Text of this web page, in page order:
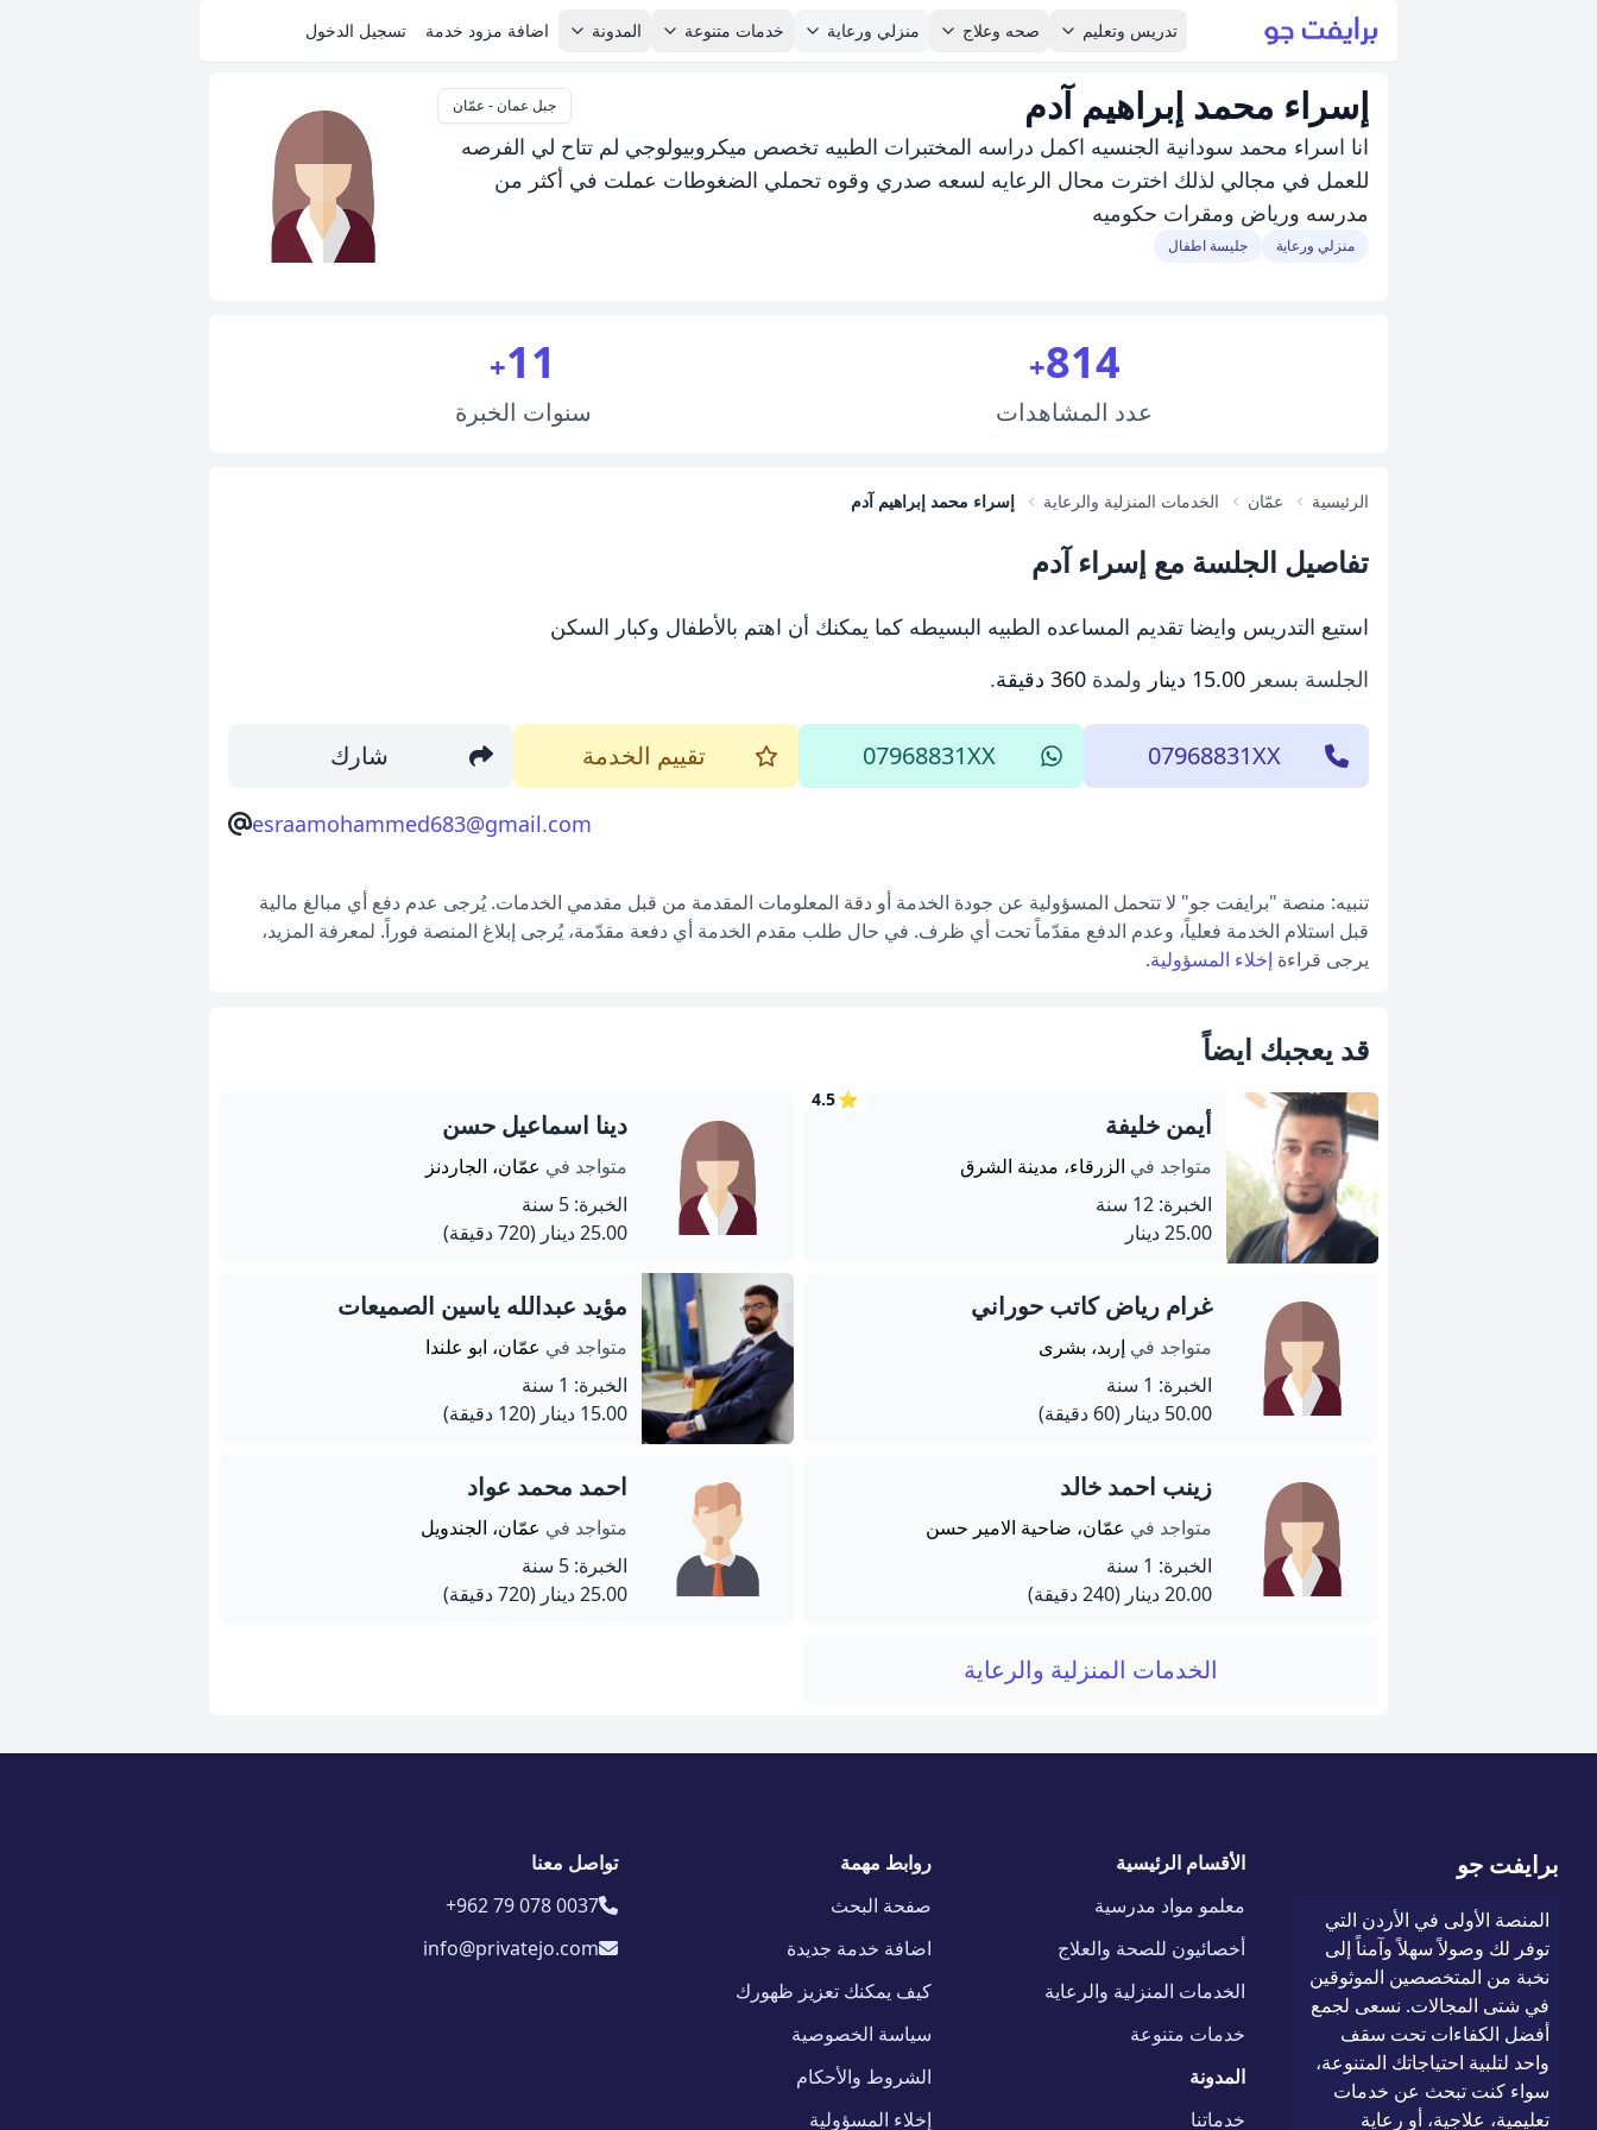
تدريس وتعليم صحه وعلاج منزلي ورعاية خدمات متنوعة المدونة اضافة مزود خدمة تسجيل الدخول
إسراء محمد إبراهيم آدم جبل عمان - عمّان
انا اسراء محمد سودانية الجنسيه اكمل دراسه المختبرات الطبيه تخصص ميكروبيولوجي لم تتاح لي الفرصه
للعمل في مجالي لذلك اخترت محال الرعايه لسعه صدري وقوه تحملي الضغوطات عملت في أكثر من
مدرسه ورياض ومقرات حكوميه
منزلي ورعاية جليسة اطفال
814
+
عدد المشاهدات
11
+
سنوات الخبرة
الرئيسية عمّان الخدمات المنزلية والرعاية إسراء محمد إبراهيم آدم
تفاصيل الجلسة مع إسراء آدم
استيع التدريس وايضا تقديم المساعده الطبيه البسيطه كما يمكنك أن اهتم بالأطفال وكبار السكن
الجلسة بسعر 15.00 دينار ولمدة 360 دقيقة .
07968831XX
07968831XX تقييم الخدمة شارك
esraamohammed683@gmail.com
تنبيه: منصة "برايفت جو" لا تتحمل المسؤولية عن جودة الخدمة أو دقة المعلومات المقدمة من قبل مقدمي الخدمات. يُرجى عدم دفع أي مبالغ مالية
قبل استلام الخدمة فعلياً، وعدم الدفع مقدّماً تحت أي ظرف. في حال طلب مقدم الخدمة أي دفعة مقدّمة، يُرجى إبلاغ المنصة فوراً. لمعرفة المزيد،
يرجى قراءة إخلاء المسؤولية.
قد يعجبك ايضاً
⭐
4.5
أيمن خليفة
متواجد في الزرقاء، مدينة الشرق
الخبرة: 12 سنة
25.00 دينار
دينا اسماعيل حسن
متواجد في عمّان، الجاردنز
الخبرة: 5 سنة
25.00 دينار
(720 دقيقة)
غرام رياض كاتب حوراني
متواجد في إربد، بشرى
الخبرة: 1 سنة
50.00 دينار
(60 دقيقة)
مؤيد عبدالله ياسين الصميعات
متواجد في عمّان، ابو علندا
الخبرة: 1 سنة
15.00 دينار
(120 دقيقة)
زينب احمد خالد
متواجد في عمّان، ضاحية الامير حسن
الخبرة: 1 سنة
20.00 دينار
(240 دقيقة)
احمد محمد عواد
متواجد في عمّان، الجندويل
الخبرة: 5 سنة
25.00 دينار
(720 دقيقة)
الخدمات المنزلية والرعاية
برايفت جو
المنصة الأولى في الأردن التي
توفر لك وصولاً سهلاً وآمناً إلى
نخبة من المتخصصين الموثوقين
في شتى المجالات. نسعى لجمع
أفضل الكفاءات تحت سقف
واحد لتلبية احتياجاتك المتنوعة،
سواء كنت تبحث عن خدمات
تعليمية، علاجية، أو رعاية
الأقسام الرئيسية
معلمو مواد مدرسية
أخصائيون للصحة والعلاج
الخدمات المنزلية والرعاية
خدمات متنوعة
المدونة
خدماتنا
روابط مهمة
صفحة البحث
اضافة خدمة جديدة
كيف يمكنك تعزيز ظهورك
سياسة الخصوصية
الشروط والأحكام
إخلاء المسؤولية
تواصل معنا
+962 79 078 0037
info@privatejo.com